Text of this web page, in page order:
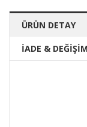
ÜRÜN DETAY
İADE & DEĞİŞİM